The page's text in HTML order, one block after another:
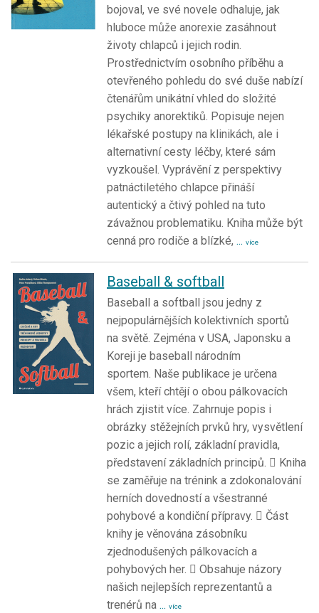
bojoval, ve své novele odhaluje, jak
hluboce může anorexie zasáhnout
životy chlapců i jejich rodin.
Prostřednictvím osobního příběhu a
otevřeného pohledu do své duše nabízí
čtenářům unikátní vhled do složité
psychiky anorektiků. Popisuje nejen
lékařské postupy na klinikách, ale i
alternativní cesty léčby, které sám
vyzkoušel. Vyprávění z perspektivy
patnáctiletého chlapce přináší
autentický a čtivý pohled na tuto
závažnou problematiku. Kniha může být
cenná pro rodiče a blízké, ... více
Baseball & softball
Baseball a softball jsou jedny z
nejpopulárnějších kolektivních sportů
na světě. Zejména v USA, Japonsku a
Koreji je baseball národním
sportem. Naše publikace je určena
všem, kteří chtějí o obou pálkovacích
hrách zjistit více. Zahrnuje popis i
obrázky stěžejních prvků hry, vysvětlení
pozic a jejich rolí, základní pravidla,
představení základních principů.  Kniha
se zaměřuje na trénink a zdokonalování
herních dovedností a všestranné
pohybové a kondiční přípravy.  Část
knihy je věnována zásobníku
zjednodušených pálkovacích a
pohybových her.  Obsahuje názory
našich nejlepších reprezentantů a
trenérů na ... více